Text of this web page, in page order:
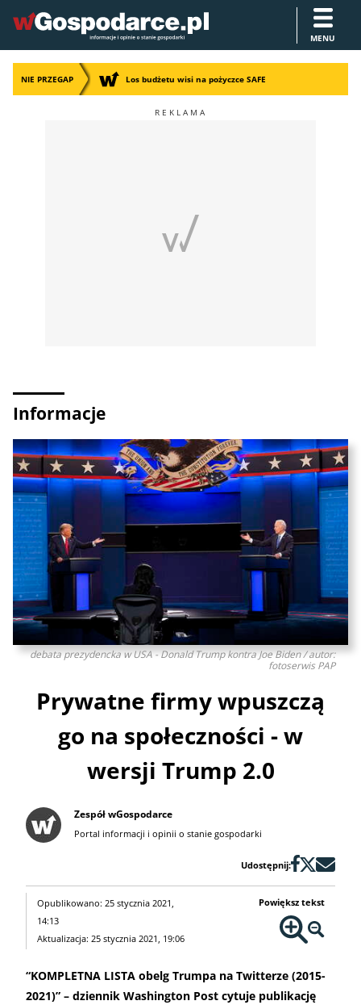
MENU
NIE PRZEGAP Los budżetu wisi na pożyczce SAFE
Informacje
debata prezydencka w USA - Donald Trump kontra Joe Biden / autor:
fotoserwis PAP
Prywatne firmy wpuszczą
go na społeczności - w
wersji Trump 2.0
Zespół wGospodarce
Portal informacji i opinii o stanie gospodarki
Udostępnij:
Opublikowano: 25 stycznia 2021,
14:13
Aktualizacja: 25 stycznia 2021, 19:06
Powiększ tekst
“KOMPLETNA LISTA obelg Trumpa na Twitterze (2015-
2021)” – dziennik Washington Post cytuje publikację